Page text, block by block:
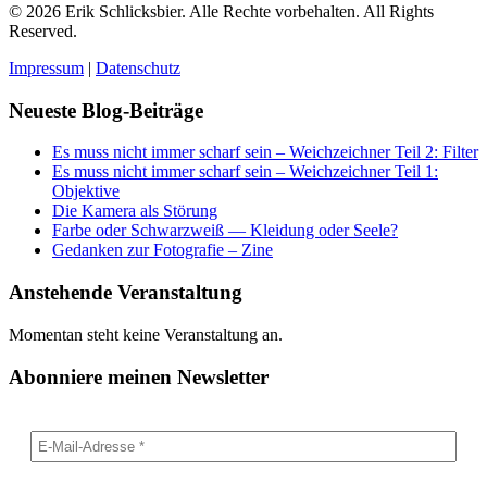
© 2026 Erik Schlicksbier. Alle Rechte vorbehalten. All Rights
Reserved.
Impressum | Datenschutz
Neueste Blog-Beiträge
Es muss nicht immer scharf sein – Weichzeichner Teil 2: Filter
Es muss nicht immer scharf sein – Weichzeichner Teil 1:
Objektive
Die Kamera als Störung
Farbe oder Schwarzweiß — Kleidung oder Seele?
Gedanken zur Fotografie – Zine
Anstehende Veranstaltung
Momentan steht keine Veranstaltung an.
Abonniere meinen Newsletter